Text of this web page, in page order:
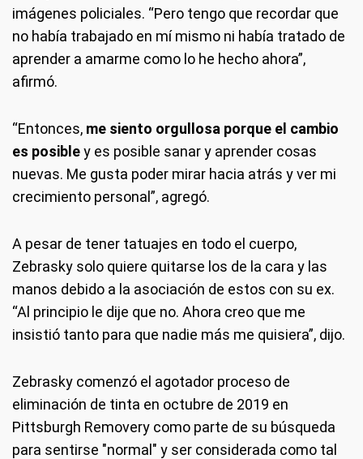
imágenes policiales. “Pero tengo que recordar que
no había trabajado en mí mismo ni había tratado de
aprender a amarme como lo he hecho ahora”,
afirmó.
“Entonces, me siento orgullosa porque el cambio
es posibley es posible sanar y aprender cosas
nuevas. Me gusta poder mirar hacia atrás y ver mi
crecimiento personal”, agregó.
A pesar de tener tatuajes en todo el cuerpo,
Zebrasky solo quiere quitarse los de la cara y las
manos debido a la asociación de estos con su ex.
“Al principio le dije que no. Ahora creo que me
insistió tanto para que nadie más me quisiera”, dijo.
Zebrasky comenzó el agotador proceso de
eliminación de tinta en octubre de 2019 en
Pittsburgh Removery como parte de su búsqueda
para sentirse "normal" y ser considerada como tal